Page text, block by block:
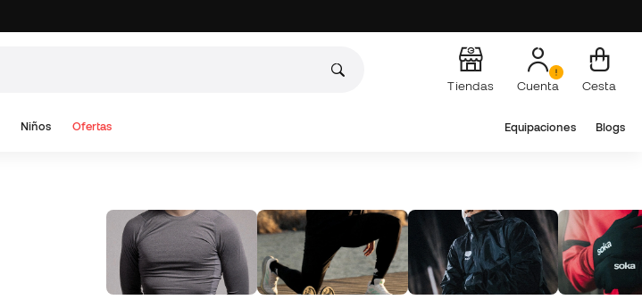
Tiendas Cuenta Cesta
Niños Ofertas Equipaciones Blogs